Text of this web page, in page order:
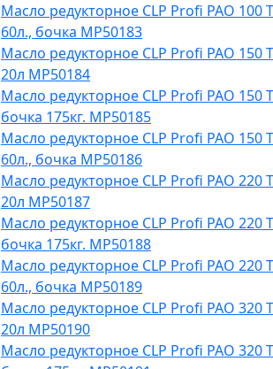
Масло редукторное CLP Profi PAO 100
60л., бочка МР50183
Масло редукторное CLP Profi PAO 150
20л МР50184
Масло редукторное CLP Profi PAO 150
бочка 175кг. МР50185
Масло редукторное CLP Profi PAO 150
60л., бочка МР50186
Масло редукторное CLP Profi PAO 220
20л MP50187
Масло редукторное CLP Profi PAO 220
бочка 175кг. МР50188
Масло редукторное CLP Profi PAO 220
60л., бочка МР50189
Масло редукторное CLP Profi PAO 320
20л МР50190
Масло редукторное CLP Profi PAO 320